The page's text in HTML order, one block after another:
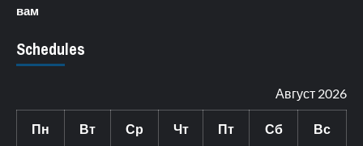
вам
Schedules
Август 2026
Пн Вт Ср Чт Пт Сб Вс